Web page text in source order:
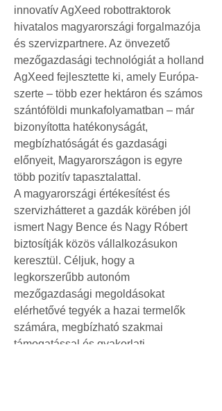
innovatív AgXeed robottraktorok
hivatalos magyarországi forgalmazója
és szervizpartnere. Az önvezető
mezőgazdasági technológiát a holland
AgXeed fejlesztette ki, amely Európa-
szerte – több ezer hektáron és számos
szántóföldi munkafolyamatban – már
bizonyította hatékonyságát,
megbízhatóságát és gazdasági
előnyeit, Magyarországon is egyre
több pozitív tapasztalattal.
A magyarországi értékesítést és
szervizhátteret a gazdák körében jól
ismert Nagy Bence és Nagy Róbert
biztosítják közös vállalkozásukon
keresztül. Céljuk, hogy a
legkorszerűbb autonóm
mezőgazdasági megoldásokat
elérhetővé tegyék a hazai termelők
számára, megbízható szakmai
támogatással és gyakorlati